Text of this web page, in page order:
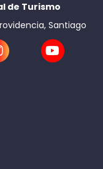
de Turismo
Santiago